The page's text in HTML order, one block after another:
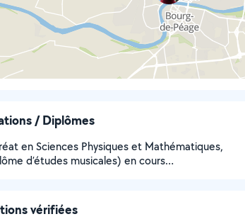
/ Diplômes
en Sciences Physiques et Mathématiques,
d’études musicales) en cours…
vérifiées